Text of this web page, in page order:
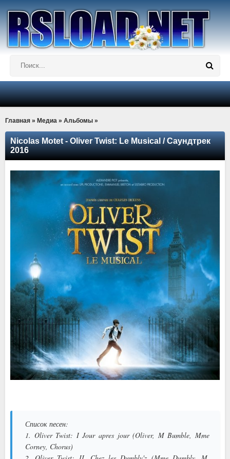
Главная » Медиа » Альбомы »
Nicolas Motet - Oliver Twist: Le Musical / Саундтрек
2016
Список песен:
1. Oliver Twist: I Jour apres jour (Oliver, M Bumble, Mme
Corney, Chorus)